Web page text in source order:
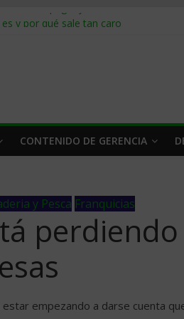
cómo pagar y cobrar en 2026
de suministro: qué hacer
cómo segmentarlo y venderle
CONTENIDO DE GERENCIA
y Pesca Franquicias
empezando a darse cuenta